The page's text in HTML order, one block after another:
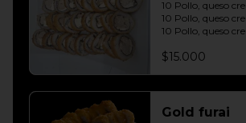
10 Pollo, queso
10 Pollo, queso
10 Pollo, queso
10 Pollo, queso
$15.000
Gold furai